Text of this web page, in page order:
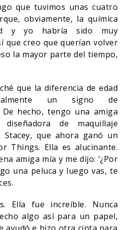
que tuvimos unas cuatro
obviamente, la química
y yo habría sido muy
que creo que querían volver
la mayor parte del tiempo,
que la diferencia de edad
un signo de
hecho, tengo una amiga
de maquillaje
Stacey, que ahora ganó un
Things. Ella es alucinante.
amiga mía y me dijo: ‘¿Por
una peluca y luego vas, te
Ella fue increíble. Nunca
algo así para un papel,